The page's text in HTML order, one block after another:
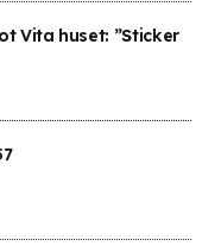
Vita huset: ”Sticker